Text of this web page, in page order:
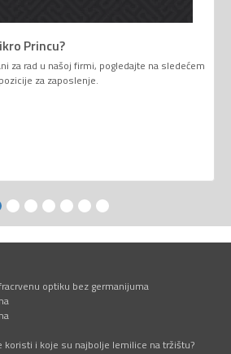
Princu?
za rad u našoj firmi, pogledajte na sledećem
za zaposlenje.
optiku bez germanijuma
koristi i koje su najbolje lemilice na tržištu?